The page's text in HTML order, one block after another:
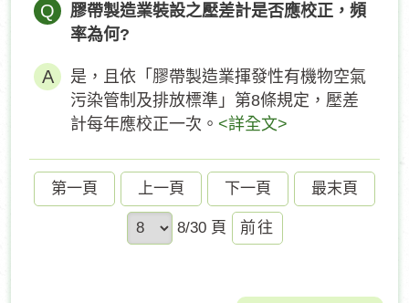
Q
膠帶製造業裝設之壓差計是否應校正，頻
率為何?
是，且依「膠帶製造業揮發性有機物空氣
污染管制及排放標準」第8條規定，壓差
計每年應校正一次。 <詳全文>
第一頁 上一頁 下一頁 最末頁
8/30 頁
前
往